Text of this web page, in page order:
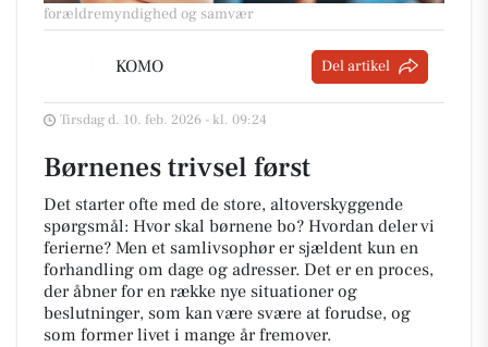
forældremyndighed og samvær
KOMO Del artikel
Tirsdag d. 10. feb. 2026 - kl. 09:24
Børnenes trivsel først
Det starter ofte med de store, altoverskyggende
spørgsmål: Hvor skal børnene bo? Hvordan deler vi
ferierne? Men et samlivsophør er sjældent kun en
forhandling om dage og adresser. Det er en proces,
der åbner for en række nye situationer og
beslutninger, som kan være svære at forudse, og
som former livet i mange år fremover.